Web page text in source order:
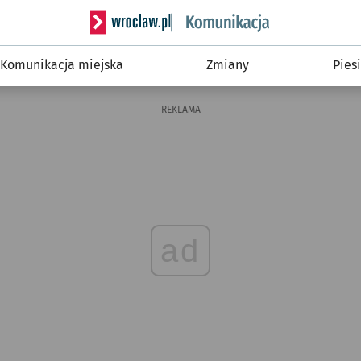
Serwis informacyjny wroclaw.pl podserwis:
Komunikacja miejska Zmiany Piesi
REKLAMA
ad